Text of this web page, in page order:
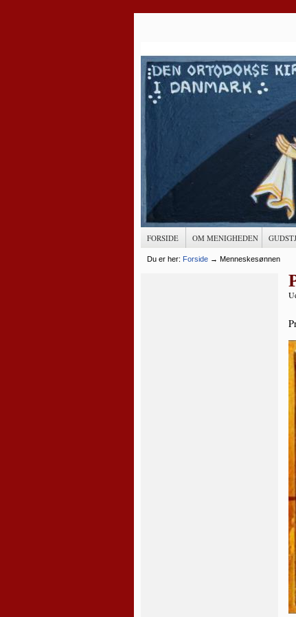
FORSIDE OM MENIGHEDEN
Du er her: Forside→ Menneskesønnen